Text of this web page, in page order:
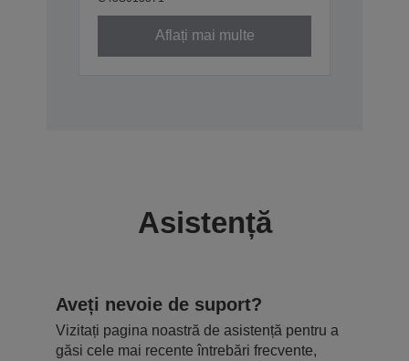
Aflați mai multe
Asistență
Aveți nevoie de suport?
Vizitați pagina noastră de asistență pentru a
găsi cele mai recente întrebări frecvente,